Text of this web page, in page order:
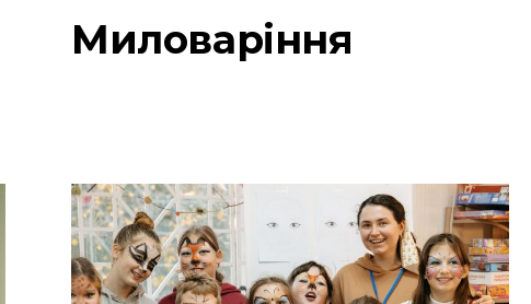
Миловаріння